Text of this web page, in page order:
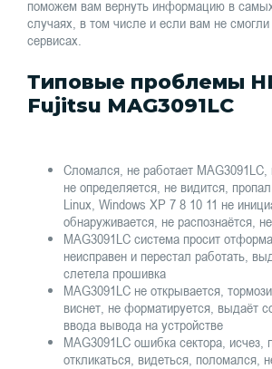
поможем вам вернуть информацию в
случаях, в том числе и если вам не
сервисах.
Типовые проблемы
Fujitsu MAG3091LC
Сломался, не работает MAG3091LC,
не определяется, не видится,
Linux, Windows XP 7 8 10 11 не
обнаруживается, не распознаётся,
MAG3091LC система просит
неисправен и перестал работать,
слетела прошивка
MAG3091LC не открывается,
виснет, не форматируется, выдаёт
ввода вывода на устройстве
MAG3091LC ошибка сектора, исчез,
откликаться, видеться, поломался,